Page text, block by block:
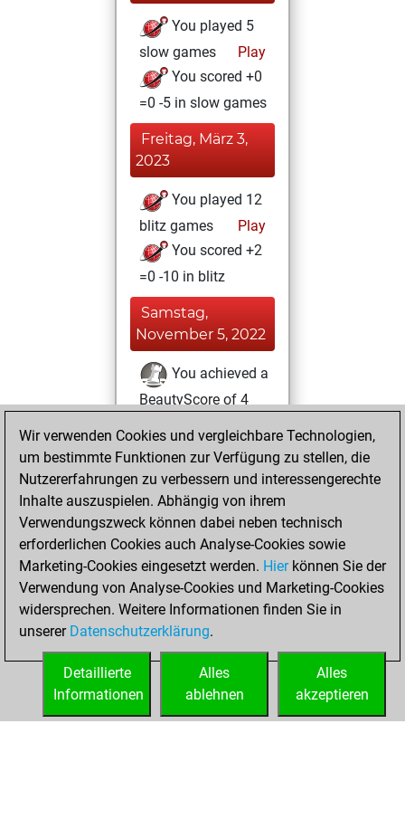
You played 5
slow games
Play
You scored +0
=0 -5 in slow games
Freitag, März 3,
2023
You played 12
blitz games
Play
You scored +2
=0 -10 in blitz
Samstag,
November 5, 2022
You achieved a
BeautyScore of 4
achieved a new Elo
of 1590
Freitag, Januar 14,
2022
You created
your Fritz account
Fritz
You
account
Studies
Wir verwenden Cookies und vergleichbare Technologien,
um bestimmte Funktionen zur Verfügung zu stellen, die
Nutzererfahrungen zu verbessern und interessengerechte
Inhalte auszuspielen. Abhängig von ihrem
Verwendungszweck können dabei neben technisch
erforderlichen Cookies auch Analyse-Cookies sowie
Marketing-Cookies eingesetzt werden. Hierkönnen Sie der
Verwendung von Analyse-Cookies und Marketing-Cookies
widersprechen. Weitere Informationen finden Sie in
unserer Datenschutzerklärung.
Alles
akzeptieren
Alles
ablehnen
Detaillierte
Informationen